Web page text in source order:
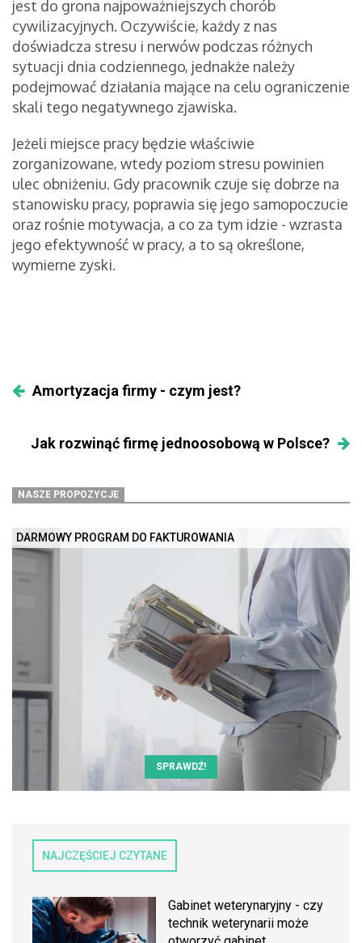
jest do grona najpoważniejszych chorób
cywilizacyjnych. Oczywiście, każdy z nas
doświadcza stresu i nerwów podczas różnych
sytuacji dnia codziennego, jednakże należy
podejmować działania mające na celu ograniczenie
skali tego negatywnego zjawiska.
Jeżeli miejsce pracy będzie właściwie
zorganizowane, wtedy poziom stresu powinien
ulec obniżeniu. Gdy pracownik czuje się dobrze na
stanowisku pracy, poprawia się jego samopoczucie
oraz rośnie motywacja, a co za tym idzie - wzrasta
jego efektywność w pracy, a to są określone,
wymierne zyski.
Amortyzacja firmy - czym jest?
Jak rozwinąć firmę jednoosobową w Polsce?
NASZE PROPOZYCJE
DARMOWY PROGRAM DO FAKTUROWANIA
SPRAWDŹ!
NAJCZĘŚCIEJ CZYTANE
Gabinet weterynaryjny - czy
technik weterynarii może